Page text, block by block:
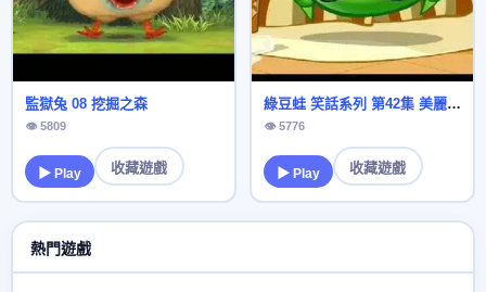
監獄兔 08 挖掘之森
👁 5809
▶ Play 收藏遊戲
綠豆蛙 笑話系列 第42集 美麗的裙子
👁 5776
▶ Play 收藏遊戲
熱門遊戲